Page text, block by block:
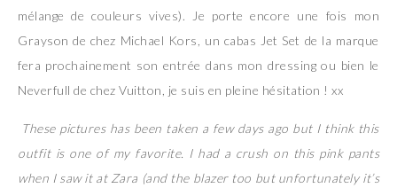
mélange de couleurs vives). Je porte encore une fois mon
Grayson de chez Michael Kors, un cabas Jet Set de la marque
fera prochainement son entrée dans mon dressing ou bien le
Neverfull de chez Vuitton, je suis en pleine hésitation ! xx
These pictures has been taken a few days ago but I think this
outfit is one of my favorite. I had a crush on this pink pants
when I saw it at Zara (and the blazer too but unfortunately it’s